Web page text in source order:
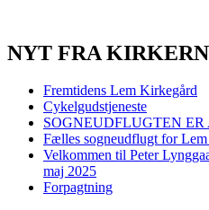
NYT FRA
Fremtidens Lem Kirkegård
Cykelgudstjeneste
SOGNEUDFLUGTEN ER
Fælles sogneudflugt for
Velkommen til Peter
maj 2025
Forpagtning